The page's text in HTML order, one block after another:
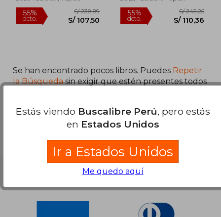
Blanda, Nuevo
dcto. S/ 107,50
Zesati Estrada
Blanda, Nuevo
dcto. S/
Se han encontrado pocos libros. Puedes Repetir
la Búsquedasin exigir que estén presentes todos
Nuestras Formas de Pago
Estás viendo Buscalibre Perú, pero estás
en Estados Unidos
Ir a Estados Unidos
Me quedo aquí